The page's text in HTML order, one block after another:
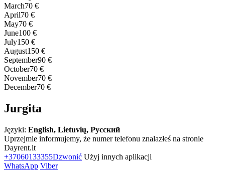
March70 €
April70 €
May70 €
June100 €
July150 €
August150 €
September90 €
October70 €
November70 €
December70 €
Jurgita
Języki: English, Lietuvių, Русский
Uprzejmie informujemy, że numer telefonu znalazłeś na stronie
Dayrent.lt
+37060133355Dzwonić Użyj innych aplikacji
WhatsApp Viber